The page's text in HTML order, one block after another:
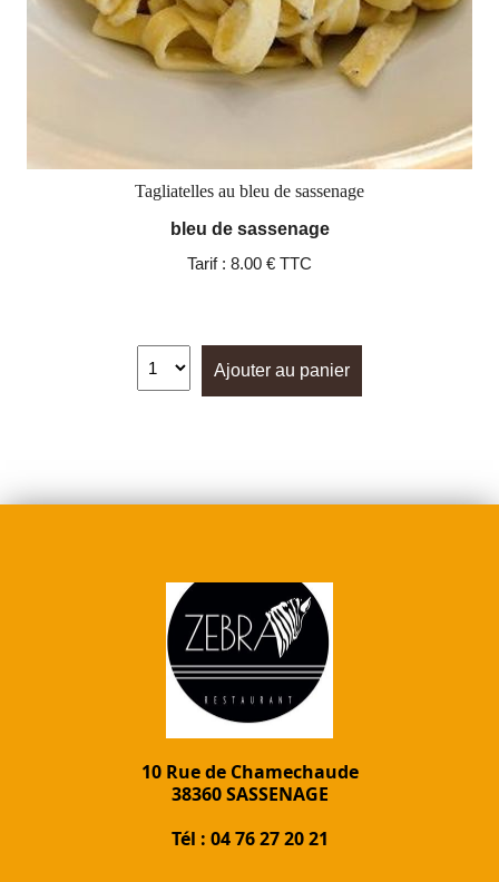
Tagliatelles au bleu de sassenage
bleu de sassenage
Tarif : 8.00 € TTC
Ajouter au panier
10 Rue de Chamechaude
38360 SASSENAGE
Tél : 04 76 27 20 21